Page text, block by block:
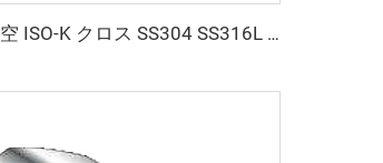
ISO-K クロス真空 ISO-K クロス SS304 SS316L ステンレス鋼 ISO63-ISO160 フランジクランプ 高品質真空四-wayクロス継手 NW63-160